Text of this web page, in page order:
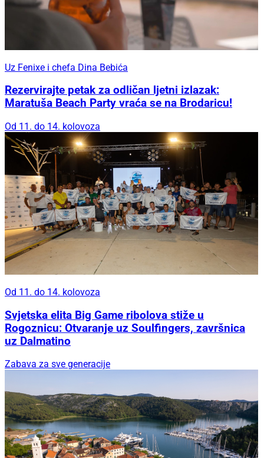
Uz Fenixe i chefa Dina Bebića
Rezervirajte petak za odličan ljetni izlazak:
Maratuša Beach Party vraća se na Brodaricu!
Od 11. do 14. kolovoza
Od 11. do 14. kolovoza
Svjetska elita Big Game ribolova stiže u
Rogoznicu: Otvaranje uz Soulfingers, završnica
uz Dalmatino
Zabava za sve generacije